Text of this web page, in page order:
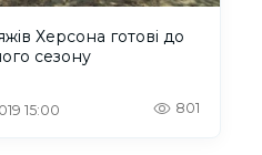
Херсона готові до
сезону
15:00 801